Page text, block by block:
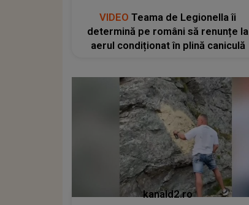
VIDEO Teama de Legionella îi
determină pe români să renunțe la
aerul condiționat în plină caniculă
kanald2.ro